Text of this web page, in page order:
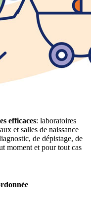
efficaces: laboratoires
et salles de naissance
de dépistage, de
moment et pour tout cas